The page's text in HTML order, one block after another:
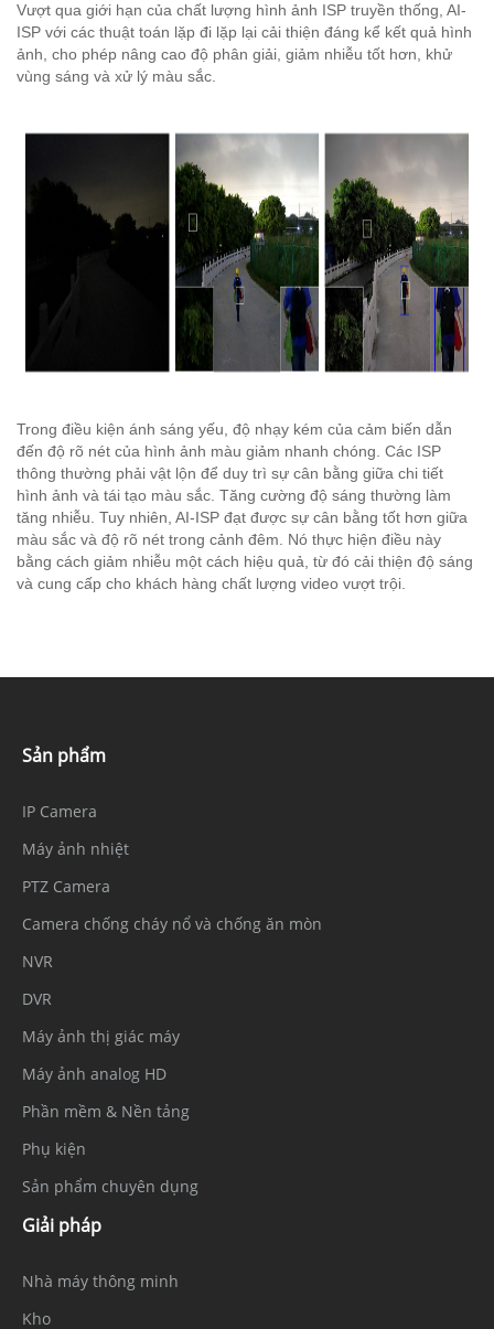
Vượt qua giới hạn của chất lượng hình ảnh ISP truyền thống, AI-
ISP với các thuật toán lặp đi lặp lại cải thiện đáng kể kết quả hình
ảnh, cho phép nâng cao độ phân giải, giảm nhiễu tốt hơn, khử
vùng sáng và xử lý màu sắc.
Trong điều kiện ánh sáng yếu, độ nhạy kém của cảm biến dẫn
đến độ rõ nét của hình ảnh màu giảm nhanh chóng. Các ISP
thông thường phải vật lộn để duy trì sự cân bằng giữa chi tiết
hình ảnh và tái tạo màu sắc. Tăng cường độ sáng thường làm
tăng nhiễu. Tuy nhiên, AI-ISP đạt được sự cân bằng tốt hơn giữa
màu sắc và độ rõ nét trong cảnh đêm. Nó thực hiện điều này
bằng cách giảm nhiễu một cách hiệu quả, từ đó cải thiện độ sáng
và cung cấp cho khách hàng chất lượng video vượt trội.
Sản phẩm
IP Camera
Máy ảnh nhiệt
PTZ Camera
Camera chống cháy nổ và chống ăn mòn
NVR
DVR
Máy ảnh thị giác máy
Máy ảnh analog HD
Phần mềm & Nền tảng
Phụ kiện
Sản phẩm chuyên dụng
Giải pháp
Nhà máy thông minh
Kho